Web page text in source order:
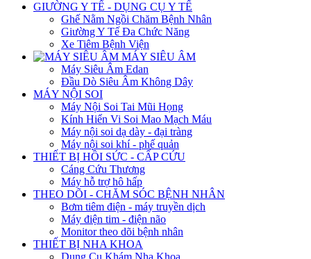
GIƯỜNG Y TẾ - DỤNG CỤ Y TẾ
Ghế Nằm Ngồi Chăm Bệnh Nhân
Giường Y Tế Đa Chức Năng
Xe Tiêm Bệnh Viện
MÁY SIÊU ÂM
Máy Siêu Âm Edan
Đầu Dò Siêu Âm Không Dây
MÁY NỘI SOI
Máy Nội Soi Tai Mũi Họng
Kính Hiển Vi Soi Mao Mạch Máu
Máy nội soi dạ dày - đại tràng
Máy nội soi khí - phế quản
THIẾT BỊ HỒI SỨC - CẤP CỨU
Cáng Cứu Thương
Máy hỗ trợ hô hấp
THEO DÕI - CHĂM SÓC BỆNH NHÂN
Bơm tiêm điện - máy truyền dịch
Máy điện tim - điện não
Monitor theo dõi bệnh nhân
THIẾT BỊ NHA KHOA
Dụng Cụ Khám Nha Khoa